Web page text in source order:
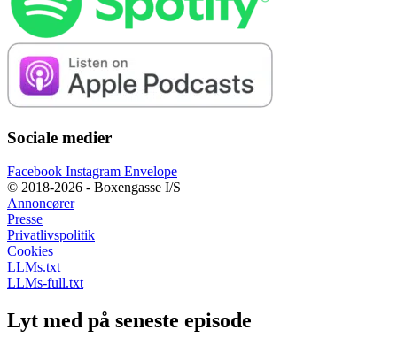
Sociale medier
Facebook Instagram Envelope
© 2018-2026 - Boxengasse I/S
Annoncører
Presse
Privatlivspolitik
Cookies
LLMs.txt
LLMs-full.txt
Lyt med på seneste episode